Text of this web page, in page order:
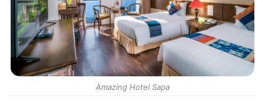
Amazing Hotel Sapa